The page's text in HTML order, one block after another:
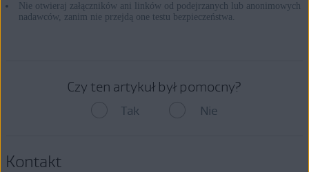
Nie otwieraj załączników ani linków od podejrzanych lub anonimowych
nadawców, zanim nie przejdą one testu bezpieczeństwa.
Czy ten artykuł był pomocny?
Tak Nie
Kontakt